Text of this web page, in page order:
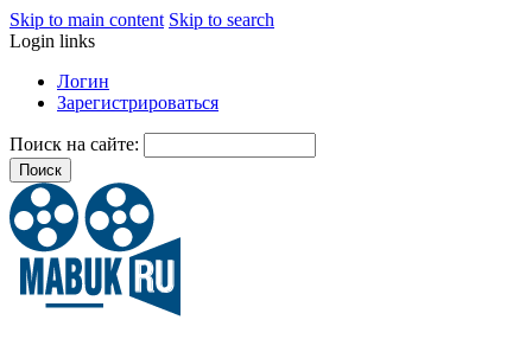
Skip to main content Skip to search
Login links
Логин
Зарегистрироваться
Поиск на сайте: